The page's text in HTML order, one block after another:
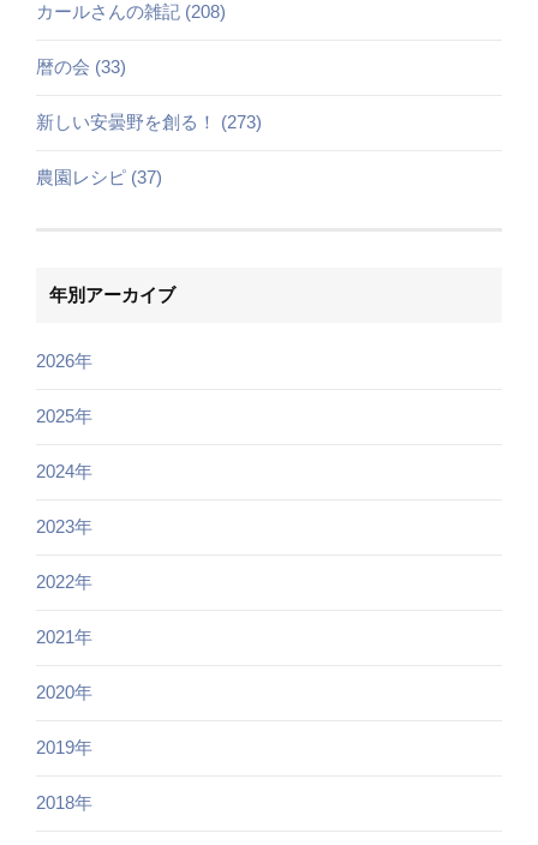
カールさんの雑記 (208)
暦の会 (33)
新しい安曇野を創る！ (273)
農園レシピ (37)
年別アーカイブ
2026年
2025年
2024年
2023年
2022年
2021年
2020年
2019年
2018年